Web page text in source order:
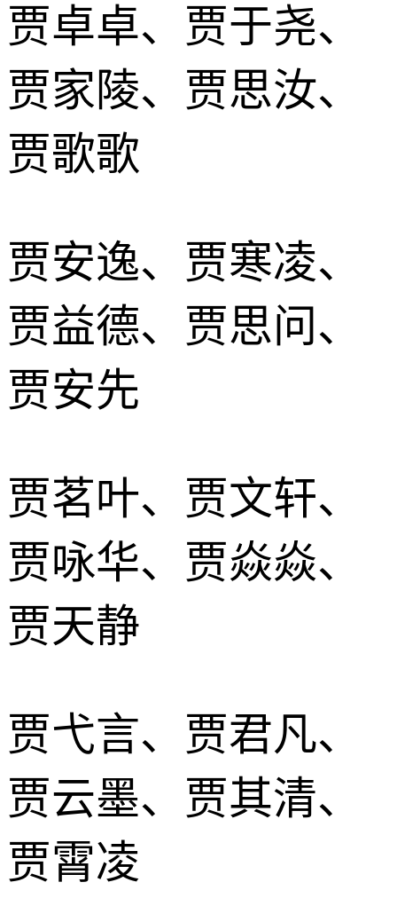
贾卓卓、贾于尧、
贾家陵、贾思汝、
贾歌歌
贾安逸、贾寒凌、
贾益德、贾思问、
贾安先
贾茗叶、贾文轩、
贾咏华、贾焱焱、
贾天静
贾弋言、贾君凡、
贾云墨、贾其清、
贾霄凌